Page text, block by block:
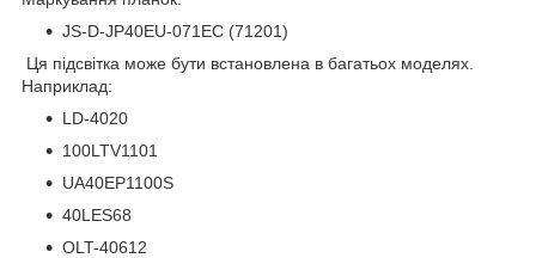
JS-D-JP40EU-071EC (71201)
Ця підсвітка може бути встановлена в багатьох моделях.
Наприклад:
LD-4020
100LTV1101
UA40EP1100S
40LES68
OLT-40612